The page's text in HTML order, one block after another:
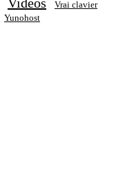
Vrai clavier
Yunohost